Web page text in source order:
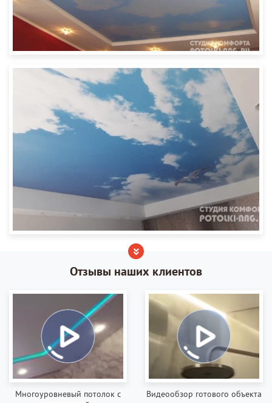
Отзывы наших клиентов
Многоуровневый потолок с
Видеообзор готового объекта